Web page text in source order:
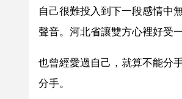
自己很難投入到下一段感情中
聲音。河北省讓雙方心裡好受
也曾經愛過自己，就算不能分
分手。